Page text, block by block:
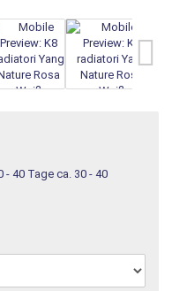
ca. 30 - 40